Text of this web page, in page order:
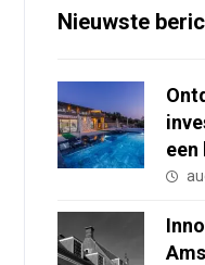
Nieuwste
een